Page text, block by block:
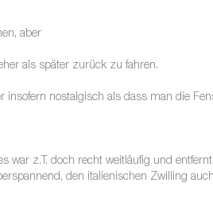
aber
als später zurück zu fahren.
nostalgisch als dass man die
war z.T. doch recht weitläufig und
den italienischen Zwilling